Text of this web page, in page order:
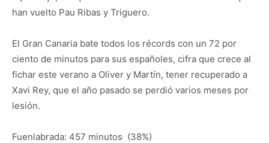
han vuelto Pau Ribas y Triguero.
El Gran Canaria bate todos los récords con un 72 por
ciento de minutos para sus españoles, cifra que crece al
fichar este verano a Oliver y Martín, tener recuperado a
Xavi Rey, que el año pasado se perdió varios meses por
lesión.
Fuenlabrada: 457 minutos (38%)